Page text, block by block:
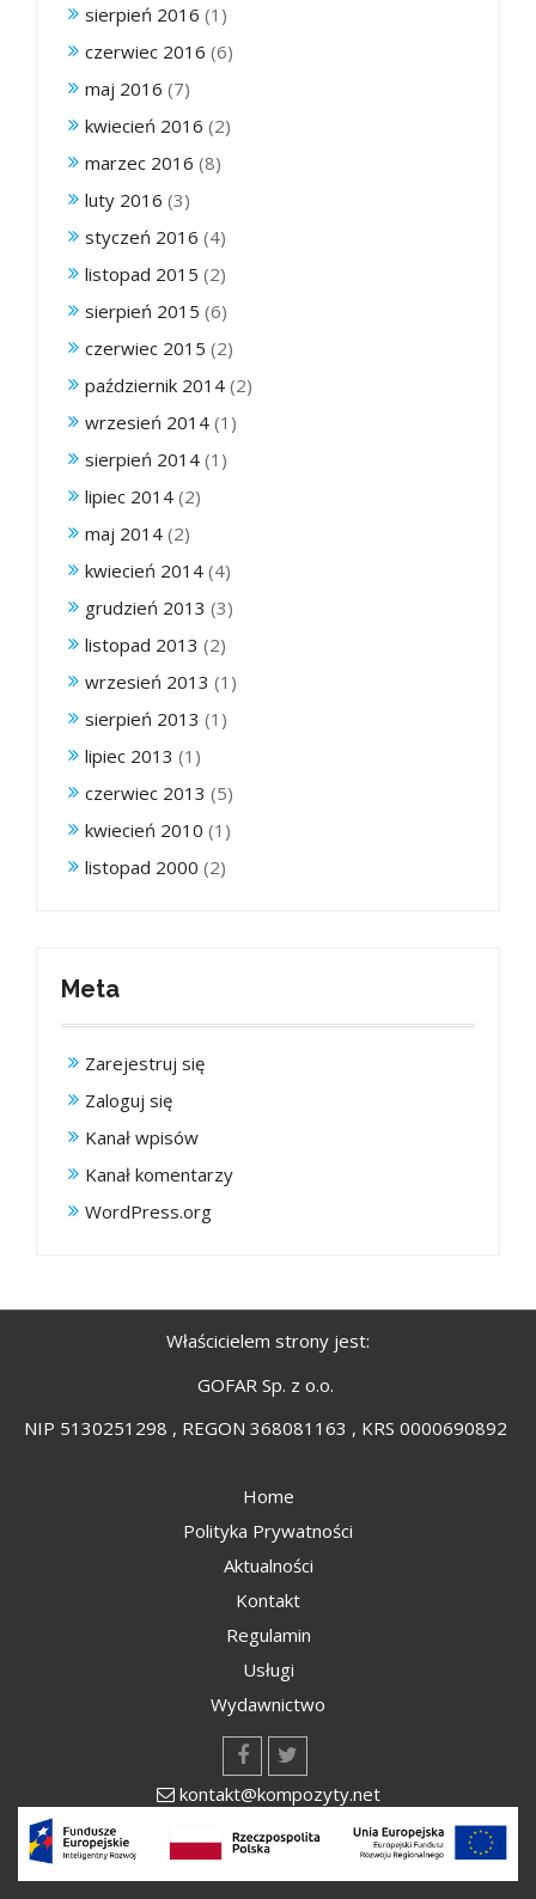
sierpień 2016 (1)
czerwiec 2016 (6)
maj 2016 (7)
kwiecień 2016 (2)
marzec 2016 (8)
luty 2016 (3)
styczeń 2016 (4)
listopad 2015 (2)
sierpień 2015 (6)
czerwiec 2015 (2)
październik 2014 (2)
wrzesień 2014 (1)
sierpień 2014 (1)
lipiec 2014 (2)
maj 2014 (2)
kwiecień 2014 (4)
grudzień 2013 (3)
listopad 2013 (2)
wrzesień 2013 (1)
sierpień 2013 (1)
lipiec 2013 (1)
czerwiec 2013 (5)
kwiecień 2010 (1)
listopad 2000 (2)
Meta
Zarejestruj się
Zaloguj się
Kanał wpisów
Kanał komentarzy
WordPress.org
Właścicielem strony jest:
GOFAR Sp. z o.o.
NIP 5130251298 , REGON 368081163 , KRS 0000690892
Home
Polityka Prywatności
Aktualności
Kontakt
Regulamin
Usługi
Wydawnictwo
kontakt@kompozyty.net